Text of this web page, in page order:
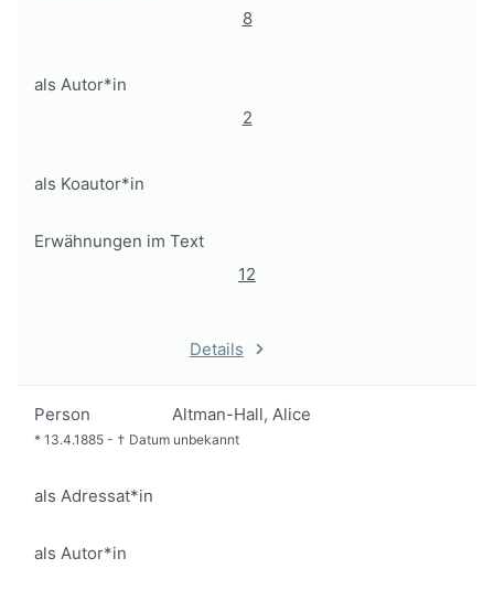
8
als Autor*in
2
als Koautor*in
Erwähnungen im Text
12
Details
Person Altman-Hall, Alice
* 13.4.1885 - † Datum unbekannt
als Adressat*in
als Autor*in